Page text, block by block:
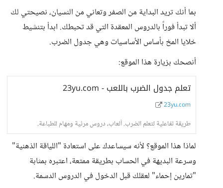
بما أنك تريد البداية من الصفر وتعاني من النسيان، نصيحتي لك
ألا تبدأ فوراً بالدروس المعقدة التي قد تحبطك. ابدأ بتنشيط
خلايا المخ بأساس الأساسيات وهي جدول الضرب.
أنصحك بزيارة هذا الموقع:
23yu.com - تعلم جدول الضرب باللعب
23yu.com
طريقة تفاعلية لتعلم الضرب. ألعاب، دروس مرئية ومهام للطباعة.
لماذا هذا الموقع؟ لأنه سيساعدك على استعادة "اللياقة الذهنية"
وسرعة البديهة في الحساب بطريقة ممتعة، اعتبره بمثابة
"تمارين إحماء" لعقلك قبل الدخول في الدروس الدسمة.